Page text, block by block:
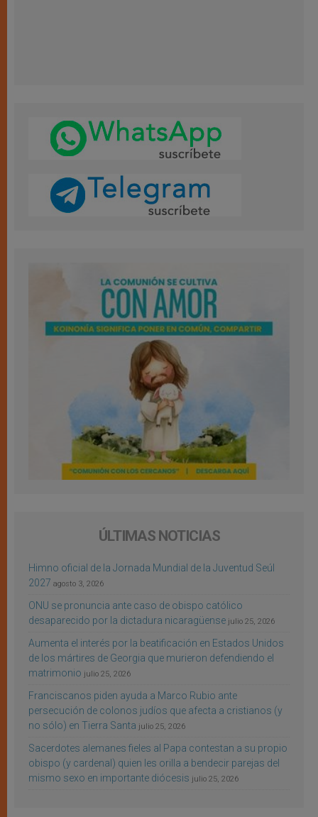
ÚLTIMAS NOTICIAS
Himno oficial de la Jornada Mundial de la Juventud Seúl
2027 agosto 3, 2026
ONU se pronuncia ante caso de obispo católico
desaparecido por la dictadura nicaragüense julio 25, 2026
Aumenta el interés por la beatificación en Estados Unidos
de los mártires de Georgia que murieron defendiendo el
matrimonio julio 25, 2026
Franciscanos piden ayuda a Marco Rubio ante
persecución de colonos judíos que afecta a cristianos (y
no sólo) en Tierra Santa julio 25, 2026
Sacerdotes alemanes fieles al Papa contestan a su propio
obispo (y cardenal) quien les orilla a bendecir parejas del
mismo sexo en importante diócesis julio 25, 2026